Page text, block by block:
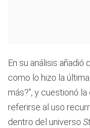
En su análisis añadió
como lo hizo la
más?”, y cuestionó
referirse al uso
dentro del universo